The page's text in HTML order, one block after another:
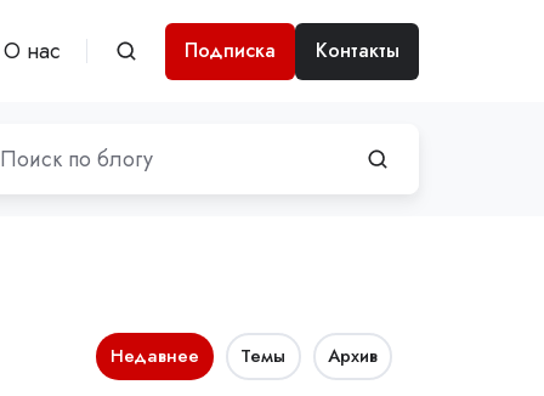
О нас Подписка Контакты
Недавнее Темы Архив